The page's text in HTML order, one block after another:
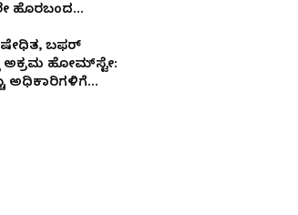
ಹೊರಬಂದ
ಬಫರ್
ಅಕ್ರಮ ಹೋಮ್‌ಸ್ಟೇ:
ಅಧಿಕಾರಿಗಳಿಗೆ